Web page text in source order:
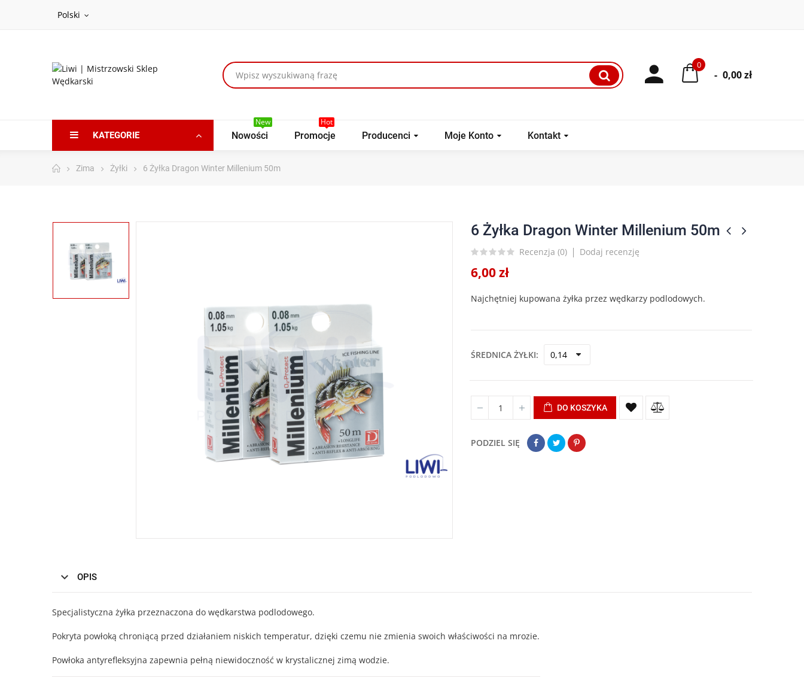
Polski
0
- 0,00 zł
KATEGORIE Nowości
New
Promocje
Hot
Producenci Moje Konto Kontakt
Zima Żyłki 6 Żyłka Dragon Winter Millenium 50m
6 Żyłka Dragon Winter Millenium 50m
Recenzja (0) Dodaj recenzję
6,00 zł
Najchętniej kupowana żyłka przez wędkarzy podlodowych.
ŚREDNICA ŻYŁKI
DO KOSZYKA
PODZIEL SIĘ
OPIS
Specjalistyczna żyłka przeznaczona do wędkarstwa podlodowego.
Pokryta powłoką chroniącą przed działaniem niskich temperatur, dzięki czemu nie zmienia swoich właściwości na mrozie.
Powłoka antyrefleksyjna zapewnia pełną niewidoczność w krystalicznej zimą wodzie.